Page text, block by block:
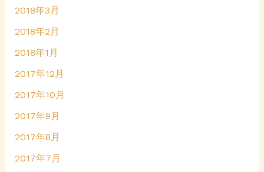
2018年3月
2018年2月
2018年1月
2017年12月
2017年10月
2017年9月
2017年8月
2017年7月